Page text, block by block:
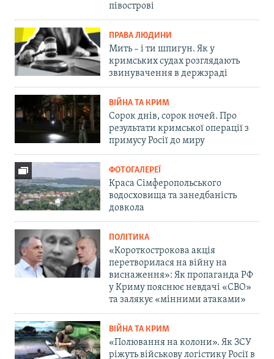
півострові
ПРАВА ЛЮДИНИ
Мить – і ти шпигун. Як у
кримських судах розглядають
звинувачення в держзраді
ВІЙНА ТА КРИМ
Сорок днів, сорок ночей. Про
результати кримської операції з
примусу Росії до миру
ФОТОГАЛЕРЕЇ
Краса Сімферопольського
водосховища та занедбаність
довкола
ПОЛІТИКА
«Короткострокова акція
перетворилася на війну на
виснаження»: Як пропаганда РФ
у Криму пояснює невдачі «СВО»
та залякує «мінними атаками»
ВІЙНА ТА КРИМ
«Полювання на колони». Як ЗСУ
ріжуть військову логістику Росії в